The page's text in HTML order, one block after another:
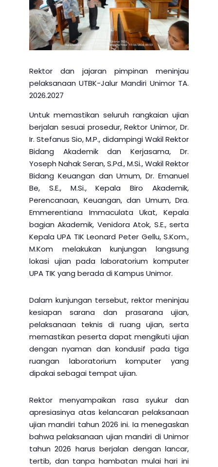
Rektor dan jajaran pimpinan meninjau
pelaksanaan UTBK-Jalur Mandiri Unimor TA.
2026.2027
Untuk memastikan seluruh rangkaian ujian
berjalan sesuai prosedur, Rektor Unimor, Dr.
Ir. Stefanus Sio, M.P., didampingi Wakil Rektor
Bidang Akademik dan Kerjasama, Dr.
Yoseph Nahak Seran, S.Pd., M.Si., Wakil Rektor
Bidang Keuangan dan Umum, Dr. Emanuel
Be, S.E., M.Si., Kepala Biro Akademik,
Perencanaan, Keuangan, dan Umum, Dra.
Emmerentiana Immaculata Ukat, Kepala
bagian Akademik, Venidora Atok, S.E., serta
Kepala UPA TIK Leonard Peter Gellu, S.Kom.,
M.Kom melakukan kunjungan langsung
lokasi ujian pada laboratorium komputer
UPA TIK yang berada di Kampus Unimor.
Dalam kunjungan tersebut, rektor meninjau
kesiapan sarana dan prasarana ujian,
pelaksanaan teknis di ruang ujian, serta
memastikan peserta dapat mengikuti ujian
dengan nyaman dan kondusif pada tiga
ruangan laboratorium komputer yang
dipakai sebagai tempat ujian.
Rektor menyampaikan rasa syukur dan
apresiasinya atas kelancaran pelaksanaan
ujian mandiri tahun 2026 ini. Ia menegaskan
bahwa pelaksanaan ujian mandiri di Unimor
tahun 2026 harus berjalan dengan lancar,
tertib, dan tanpa hambatan mulai hari ini